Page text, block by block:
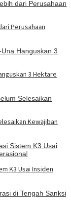
Perusahaan
3 Hektare
Kewajiban
K3 Usai Insiden